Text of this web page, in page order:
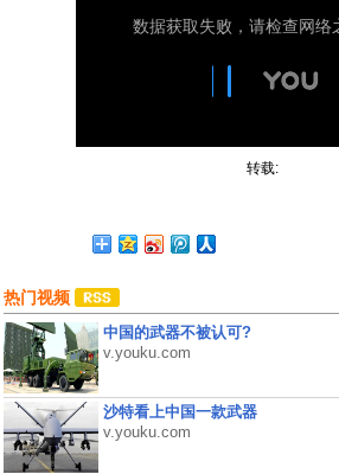
转载:
热门视频
中国的武器不被认可?
v.youku.com
沙特看上中国一款武器
v.youku.com